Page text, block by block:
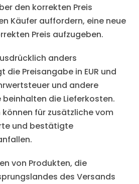
den korrekten Preis
Käufer auffordern, eine neue
Preis aufzugeben.
anders
die Preisangabe in EUR und
und andere
beinhalten die Lieferkosten.
für zusätzliche vom
und bestätigte
von Produkten, die
des Versands